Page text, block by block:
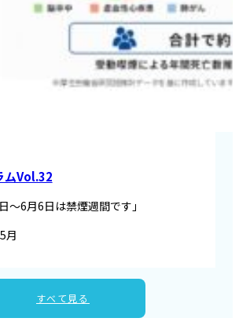
ムVol.32
～6月6日は禁煙週間です」
月
すべて見る